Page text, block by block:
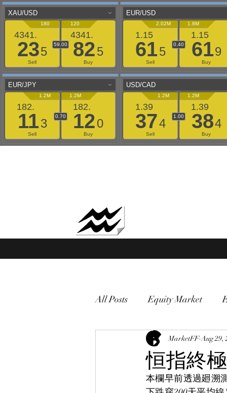
All Posts Equity Market
VIX Market
Currency Macro
恒指終
MarketFF Aug 29,
本欄早前透過廻溯